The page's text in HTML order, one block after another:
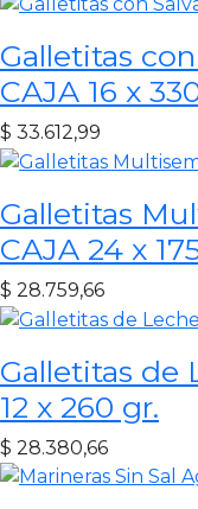
Galletitas
CAJA 16 x
$ 33.612,99
Galletitas
CAJA 24 x
$ 28.759,66
Galletitas de
12 x 260 gr.
$ 28.380,66